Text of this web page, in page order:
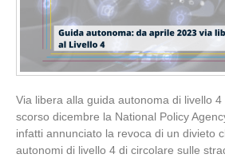
Via libera alla guida autonoma di livello
scorso dicembre la National Policy
infatti annunciato la revoca di un divieto
autonomi di livello 4 di circolare sulle